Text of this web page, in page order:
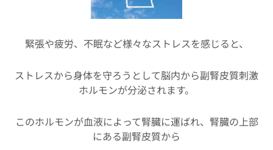
緊張や疲労、不眠など様々なストレスを感じると、
ストレスから身体を守ろうとして脳内から副腎皮質刺激
ホルモンが分泌されます。
このホルモンが血液によって腎臓に運ばれ、腎臓の上部
にある副腎皮質から